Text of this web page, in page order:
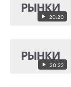
20:20
20:22